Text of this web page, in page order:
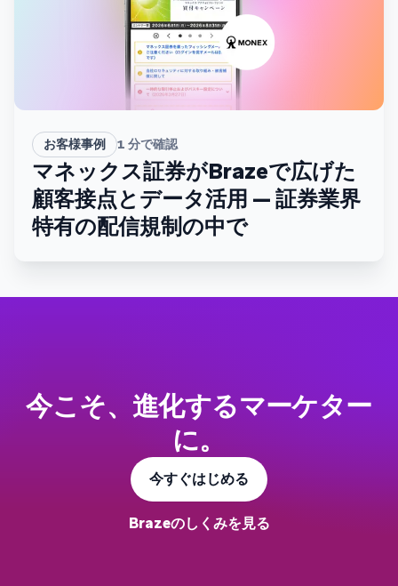
お客様事例 1 分で確認
マネックス証券がBrazeで広げた
顧客接点とデータ活用 — 証券業界
特有の配信規制の中で
今こそ、進化するマーケター
に。
今すぐはじめる
Brazeのしくみを見る